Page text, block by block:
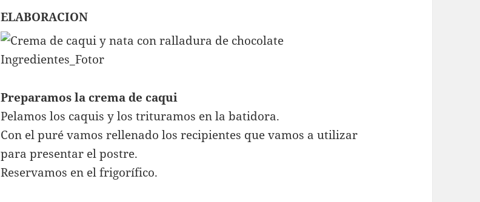
ELABORACION
Preparamos la crema de caqui
Pelamos los caquis y los trituramos en la batidora.
Con el puré vamos rellenado los recipientes que vamos a utilizar
para presentar el postre.
Reservamos en el frigorífico.